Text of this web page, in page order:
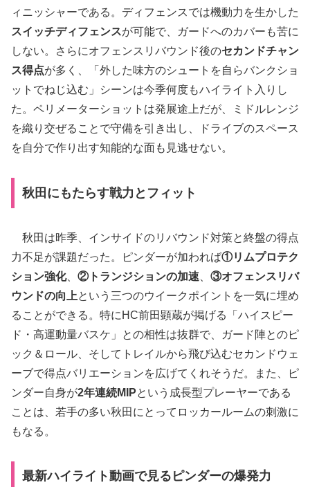
ィニッシャーである。ディフェンスでは機動力を生かした
スイッチディフェンスが可能で、ガードへのカバーも苦に
しない。さらにオフェンスリバウンド後のセカンドチャン
ス得点が多く、「外した味方のシュートを自らバンクショ
ットでねじ込む」シーンは今季何度もハイライト入りし
た。ペリメーターショットは発展途上だが、ミドルレンジ
を織り交ぜることで守備を引き出し、ドライブのスペース
を自分で作り出す知能的な面も見逃せない。
秋田にもたらす戦力とフィット
秋田は昨季、インサイドのリバウンド対策と終盤の得点
力不足が課題だった。ピンダーが加われば①リムプロテク
ション強化、 ②トランジションの加速
③オフェンスリバ
ウンドの向上という三つのウイークポイントを一気に埋め
ることができる。特にHC前田顕蔵が掲げる「ハイスピー
ド・高運動量バスケ」との相性は抜群で、ガード陣とのピ
ック＆ロール、そしてトレイルから飛び込むセカンドウェ
ーブで得点バリエーションを広げてくれそうだ。また、ピ
ンダー自身が2年連続MIPという成長型プレーヤーである
ことは、若手の多い秋田にとってロッカールームの刺激に
もなる。
最新ハイライト動画で見るピンダーの爆発力